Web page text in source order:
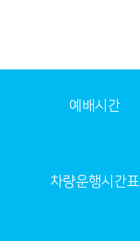
예배시간
차량운행시간표